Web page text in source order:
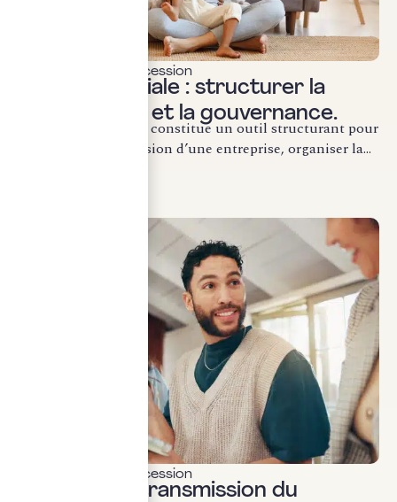
Transmission & succession
Holding familiale : structurer la
transmission et la gouvernance.
La holding familiale constitue un outil structurant pour
préparer la transmission d’une entreprise, organiser la...
Transmission & succession
Anticiper la transmission du